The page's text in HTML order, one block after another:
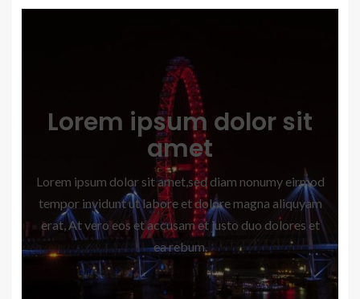
Lorem ipsum dolor sit
amet
Lorem ipsum dolor sit amet,sed diam nonumy eirmod
tempor invidunt ut labore et dolore magna aliquyam
erat, At vero eos et accusam et justo duo dolores et
ea rebum.